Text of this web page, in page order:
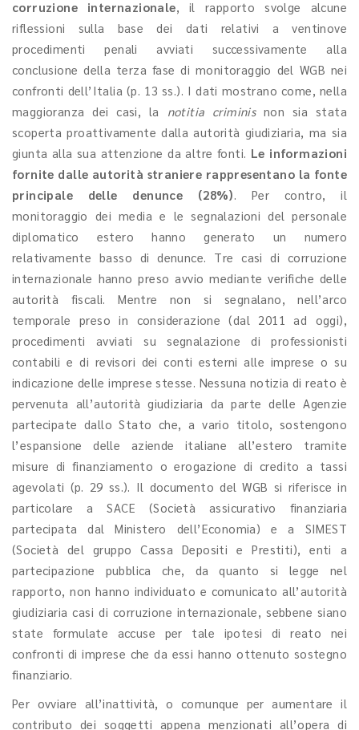
corruzione internazionale,
il rapporto svolge alcune
riflessioni sulla base dei dati relativi a ventinove
procedimenti penali avviati successivamente alla
conclusione della terza fase di monitoraggio del WGB nei
confronti dell’Italia (p. 13 ss.). I dati mostrano come, nella
maggioranza dei casi, la notitia criminisnon sia stata
scoperta proattivamente dalla autorità giudiziaria, ma sia
giunta alla sua attenzione da altre fonti. Le informazioni
fornite dalle autorità straniere rappresentano la fonte
principale delle denunce (28%). Per contro, il
monitoraggio dei media e le segnalazioni del personale
diplomatico estero hanno generato un numero
relativamente basso di denunce. Tre casi di corruzione
internazionale hanno preso avvio mediante verifiche delle
autorità fiscali. Mentre non si segnalano, nell’arco
temporale preso in considerazione (dal 2011 ad oggi),
procedimenti avviati su segnalazione di professionisti
contabili e di revisori dei conti esterni alle imprese o su
indicazione delle imprese stesse. Nessuna notizia di reato è
pervenuta all’autorità giudiziaria da parte delle Agenzie
partecipate dallo Stato che, a vario titolo, sostengono
l’espansione delle aziende italiane all’estero tramite
misure di finanziamento o erogazione di credito a tassi
agevolati (p. 29 ss.). Il documento del WGB si riferisce in
particolare a SACE (Società assicurativo finanziaria
partecipata dal Ministero dell’Economia) e a SIMEST
(Società del gruppo Cassa Depositi e Prestiti), enti a
partecipazione pubblica che, da quanto si legge nel
rapporto, non hanno individuato e comunicato all’autorità
giudiziaria casi di corruzione internazionale, sebbene siano
state formulate accuse per tale ipotesi di reato nei
confronti di imprese che da essi hanno ottenuto sostegno
finanziario.
Per ovviare all’inattività, o comunque per aumentare il
contributo dei soggetti appena menzionati all’opera di